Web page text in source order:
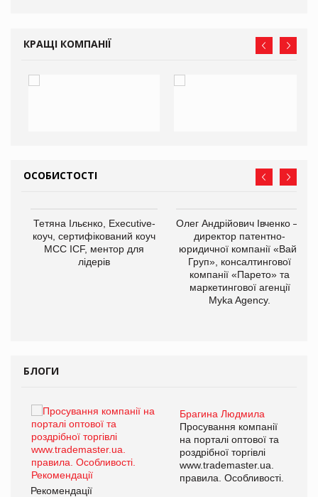
КРАЩІ КОМПАНІЇ
ОСОБИСТОСТІ
Тетяна Ільєнко, Executive-
коуч, сертифікований коуч
МСС ICF, ментор для
лідерів
Олег Андрійович Івченко —
директор патентно-
юридичної компанії «Вайз
Груп», консалтингової
компанії «Парето» та
маркетингової агенції
Myka Agency.
БЛОГИ
Брагина Людмила
Просування компанії
на порталі оптової та
роздрібної торгівлі
www.trademaster.ua.
правила. Особливості.
Рекомендації